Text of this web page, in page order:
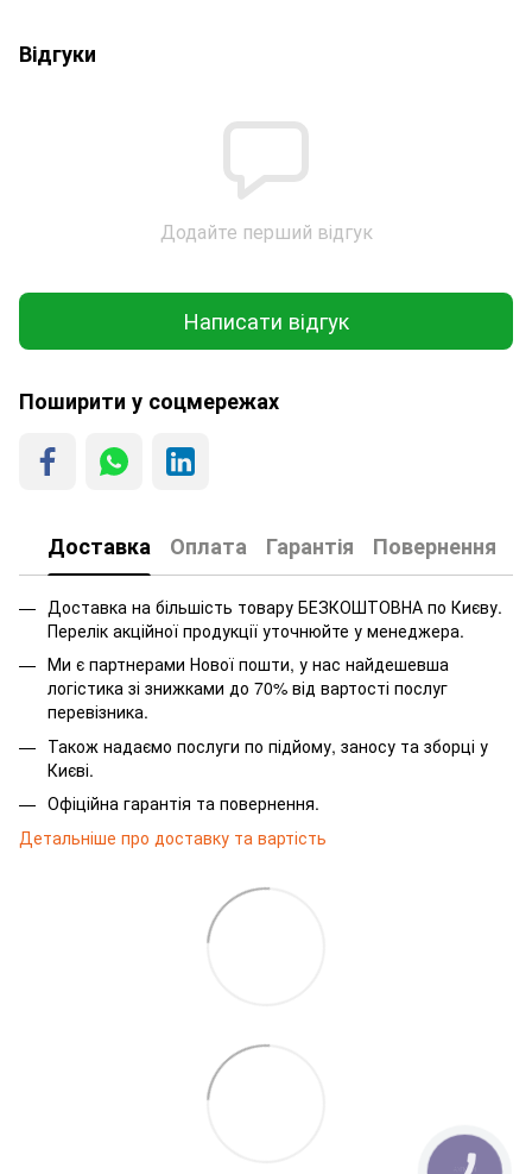
Відгуки
Додайте перший відгук
Написати відгук
Поширити у соцмережах
Доставка Оплата Гарантія Повернення
Доставка на більшість товару БЕЗКОШТОВНА по Києву.
Перелік акційної продукції уточнюйте у менеджера.
Ми є партнерами Нової пошти, у нас найдешевша
логістика зі знижками до 70% від вартості послуг
перевізника.
Також надаємо послуги по підйому, заносу та зборці у
Києві.
Офіційна гарантія та повернення.
Детальніше про доставку та вартість
КНОПКА